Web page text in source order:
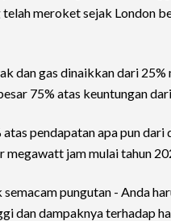
meroket sejak London
dan gas dinaikkan dari 25%
75% atas keuntungan
pendapatan apa pun dari
megawatt jam mulai tahun
pungutan - Anda
dan dampaknya terhadap